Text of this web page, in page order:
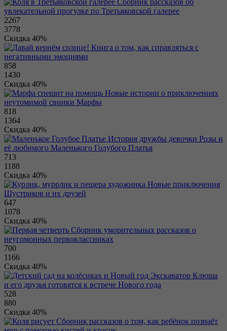
Сборник рассказов об
увлекательной прогулке по Третьяковской галерее
2267
3778
Скидка 40%
Книга о том, как справляться с
негативными эмоциями
858
1430
Скидка 40%
Новые истории о приключениях
неутомимой свинки Марфы
818
1364
Скидка 40%
История дружбы девочки Розы и
её любимого Маленького Голубого Платья
713
1188
Скидка 40%
Новые приключения
Шустриков и их друзей
647
1078
Скидка 40%
Сборник уморительных рассказов о
неугомонных первоклассниках
700
1166
Скидка 40%
Экскаватор Клюша
и его друзья готовятся к встрече Нового года
528
880
Скидка 40%
Сборник рассказов о том, как ребёнок познаёт